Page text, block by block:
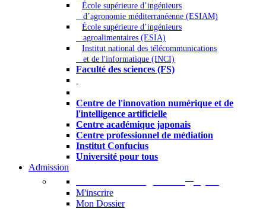
École supérieure d’ingénieurs
d’agronomie méditerranéenne (ESIAM)
École supérieure d’ingénieurs
agroalimentaires (ESIA)
Institut national des télécommunications
et de l'informatique (INCI)
Faculté des sciences (FS)
Centre de l'innovation numérique et de
l'intelligence artificielle
Centre académique japonais
Centre professionnel de médiation
Institut Confucius
Université pour tous
Admission
M'inscrire
Mon Dossier